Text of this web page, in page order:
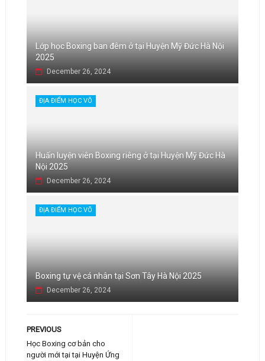
Lớp học Boxing ban đêm ở tại Huyện Mỹ Đức Hà Nội
2025
December 26, 2024
ĐỊA ĐIỂM HỌC VÕ
Huấn luyện viên Boxing riêng ở tại Huyện Mỹ Đức Hà
Nội 2025
December 26, 2024
ĐỊA ĐIỂM HỌC VÕ
Boxing tự vệ cá nhân tại Sơn Tây Hà Nội 2025
December 26, 2024
PREVIOUS
Học Boxing cơ bản cho
người mới tại tại Huyện Ứng